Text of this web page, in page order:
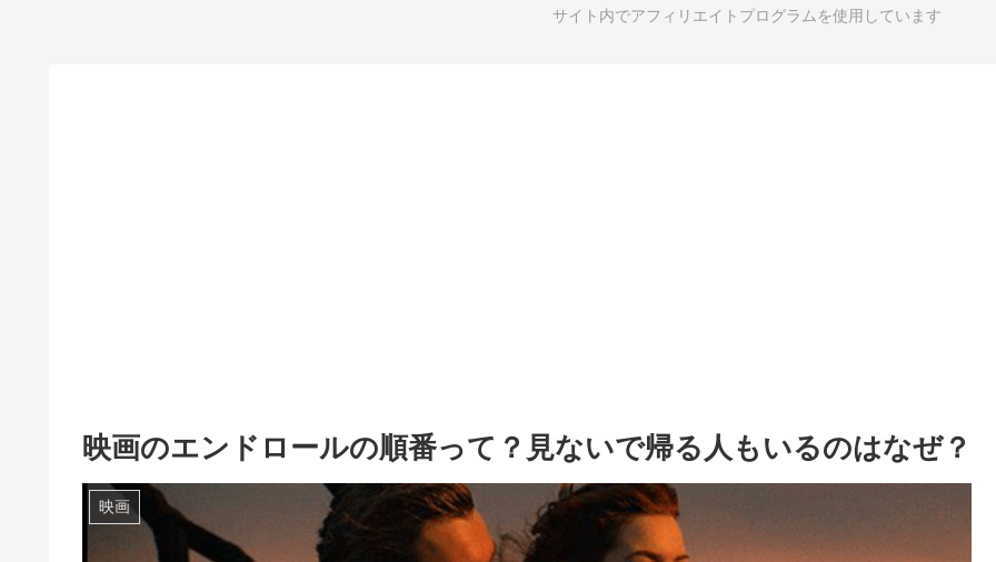
サイト内でアフィリエイトプログラムを使用しています
映画のエンドロールの順番って？見ないで帰る人もいるのはなぜ？
映画